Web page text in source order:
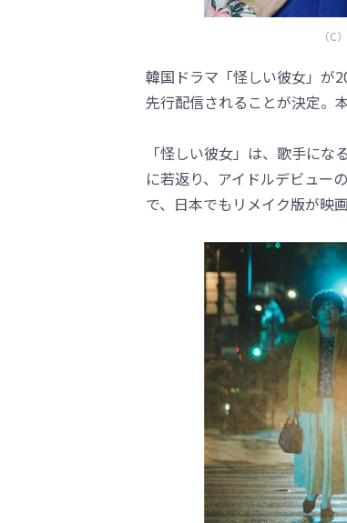
（C
韓国ドラマ「怪しい彼女」が
先行配信されることが決定。
「怪しい彼女」は、歌手に
に若返り、アイドルデビュー
で、日本でもリメイク版が映